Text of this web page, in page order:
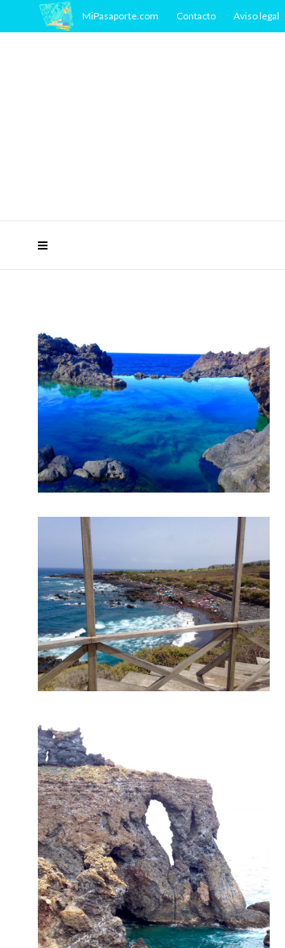
MiPasaporte.com Contacto Aviso legal